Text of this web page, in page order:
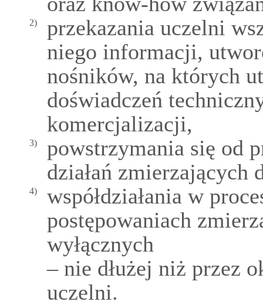
2)
przekazania uczelni
niego informacji,
nośników, na których
doświadczeń
komercjalizacji,
3)
powstrzymania się od
działań zmierzających
4)
współdziałania w
postępowaniach
wyłącznych
– nie dłużej niż przez
uczelni.